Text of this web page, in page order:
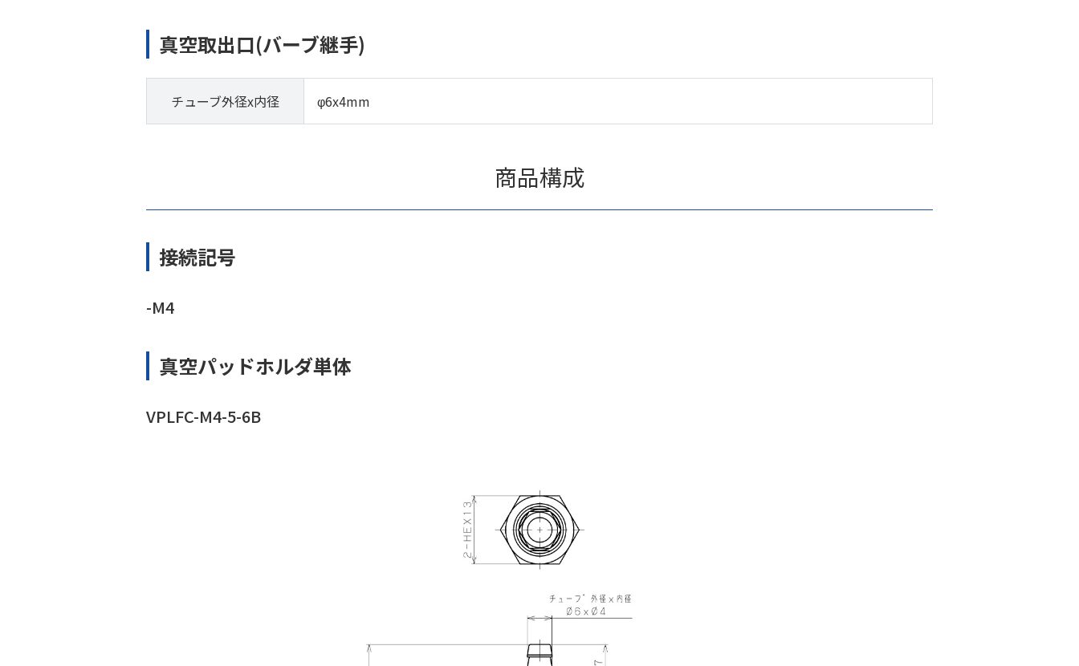
真空取出口(バーブ継手)
チューブ外径x内径 φ6x4mm
商品構成
接続記号
-M4
真空パッドホルダ単体
VPLFC-M4-5-6B